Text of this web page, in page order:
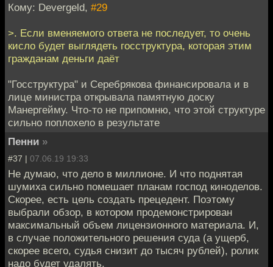
Кому: Devergeld, #29
>. Если вменяемого ответа не последует, то очень
кисло будет выглядеть госструктура, которая этим
гражданам деньги даёт
"Госструктура" и Серебрякова финансировала и в
лице министра открывала памятную доску
Манергейму. Что-то не припомню, что этой структуре
сильно поплохело в результате
Пенни »
#37 | 07.06.19 19:33
Не думаю, что дело в миллионе. И что поднятая
шумиха сильно помешает планам господ киноделов.
Скорее, есть цель создать прецедент. Поэтому
выбрали обзор, в котором продемонстрирован
максимальный объем лицензионного материала. И,
в случае положительного решения суда (а ущерб,
скорее всего, судья снизит до тысяч рублей), ролик
надо будет удалять.